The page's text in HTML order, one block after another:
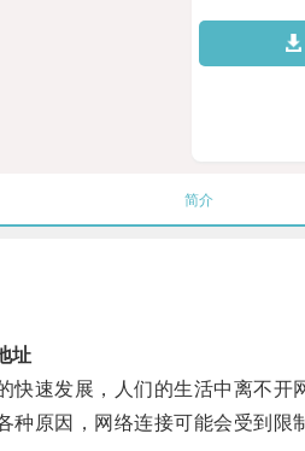
简介
址
速发展，人们的生活中离不开
原因，网络连接可能会受到限